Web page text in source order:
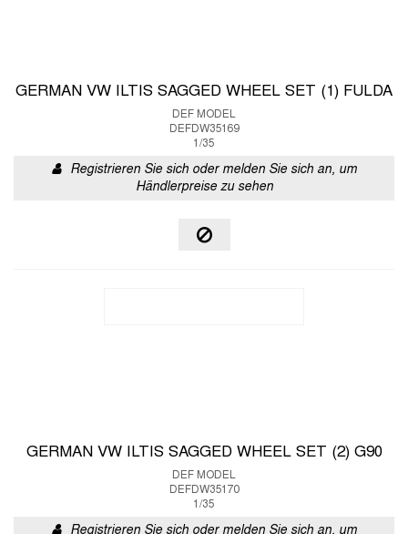
GERMAN VW ILTIS SAGGED WHEEL SET (1) FULDA
DEF MODEL
DEFDW35169
1/35
Registrieren Sie sich oder melden Sie sich an, um
Händlerpreise zu sehen
GERMAN VW ILTIS SAGGED WHEEL SET (2) G90
DEF MODEL
DEFDW35170
1/35
Registrieren Sie sich oder melden Sie sich an, um